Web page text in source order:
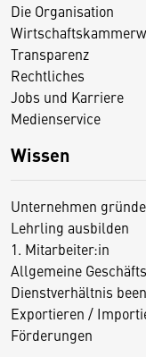
Die Organisation
Transparenz
Rechtliches
Jobs und Karriere
Medienservice
Wissen
Unternehmen
Lehrling ausbilden
1. Mitarbeiter:in
Allgemeine
Dienstverhältnis
Exportieren /
Förderungen